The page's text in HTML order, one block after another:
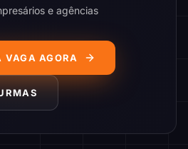
e agências
VAGA AGORA